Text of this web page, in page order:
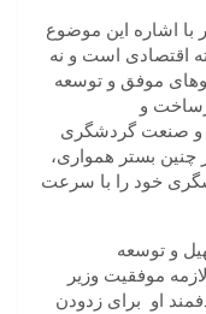
با اشاره این موضوع
اقتصادی است و نه
موفق و توسعه
و
و صنعت گردشگری
بستر همواری،
خود را با سرعت
و توسعه
موفقیت وزیر
او برای زدودن